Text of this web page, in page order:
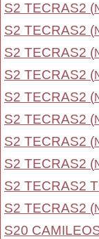
S2 TECRAS2 (
S2 TECRAS2 (
S2 TECRAS2 (
S2 TECRAS2 (
S2 TECRAS2 (
S2 TECRAS2 (
S2 TECRAS2 (
S2 TECRAS2 (
S2 TECRAS2
S2 TECRAS2 (
S20